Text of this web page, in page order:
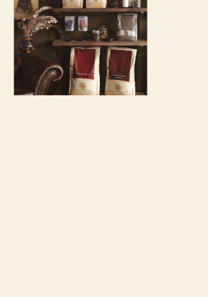
tornar-te
distribuidor?